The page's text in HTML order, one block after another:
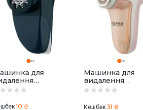
для
Tefal
10 ₴
Машинка для
видалення
ковтунців First
CR
Кешбек31 ₴